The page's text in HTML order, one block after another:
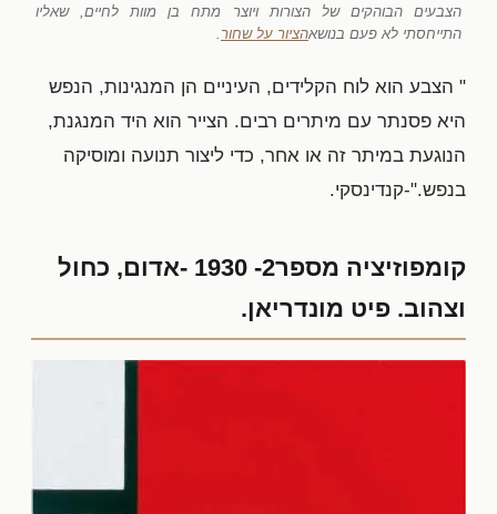
הצבעים הבוהקים של הצורות ויוצר מתח בן מוות לחיים, שאליו
התייחסתי לא פעם בנושאהציור על שחור .
" הצבע הוא לוח הקלידים, העיניים הן המנגינות, הנפש
היא פסנתר עם מיתרים רבים. הצייר הוא היד המנגנת,
הנוגעת במיתר זה או אחר, כדי ליצור תנועה ומוסיקה
בנפש."-קנדינסקי.
קומפוזיציה מספר2- 1930 -אדום, כחול
וצהוב. פיט מונדריאן.